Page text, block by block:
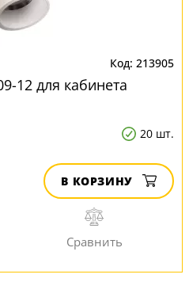
213905
12 для кабинета
20 шт.
В КОРЗИНУ